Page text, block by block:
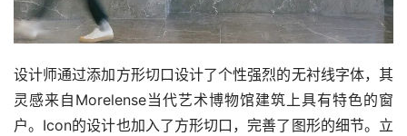
设计师通过添加方形切口设计了个性强烈的无衬线字体，其
灵感来自Morelense当代艺术博物馆建筑上具有特色的窗
户。Icon的设计也加入了方形切口，完善了图形的细节。立